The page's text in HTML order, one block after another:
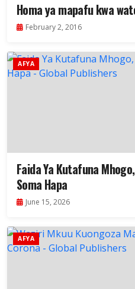
Homa ya mapafu kwa
February 2, 2016
AFYA
Faida Ya Kutafuna
Soma Hapa
June 15, 2026
AFYA